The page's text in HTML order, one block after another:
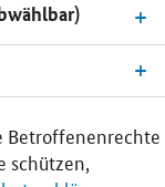
Betroffenenrechte
schützen,